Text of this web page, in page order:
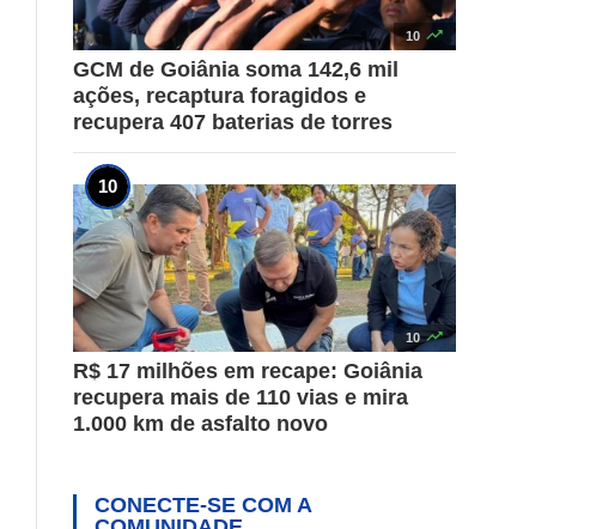
10 
GCM de Goiânia soma 142,6 mil
ações, recaptura foragidos e
recupera 407 baterias de torres
10 
R$ 17 milhões em recape: Goiânia
recupera mais de 110 vias e mira
1.000 km de asfalto novo
CONECTE-SE COM A